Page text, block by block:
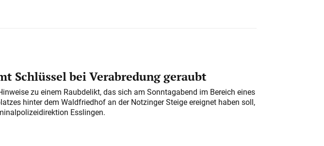
Schlüssel bei Verabredung geraubt
zu einem Raubdelikt, das sich am Sonntagabend im Bereich eines
hinter dem Waldfriedhof an der Notzinger Steige ereignet haben soll,
Esslingen.